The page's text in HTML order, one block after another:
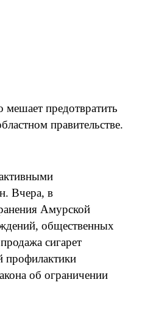
предотвратить
правительстве.
Вчера, в
Амурской
общественных
сигарет
профилактики
об ограничении